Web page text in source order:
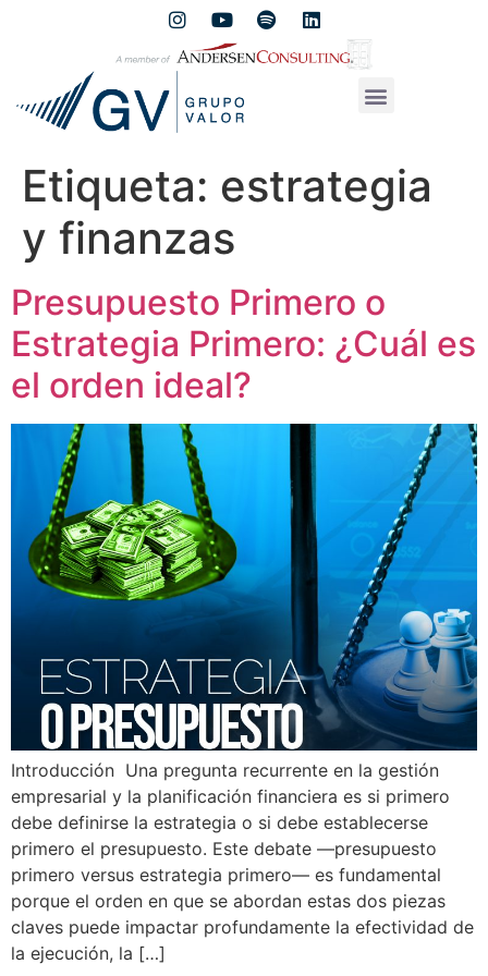
Etiqueta: estrategia
y finanzas
Presupuesto Primero o
Estrategia Primero: ¿Cuál es
el orden ideal?
Introducción Una pregunta recurrente en la gestión
empresarial y la planificación financiera es si primero
debe definirse la estrategia o si debe establecerse
primero el presupuesto. Este debate —presupuesto
primero versus estrategia primero— es fundamental
porque el orden en que se abordan estas dos piezas
claves puede impactar profundamente la efectividad de
la ejecución, la […]